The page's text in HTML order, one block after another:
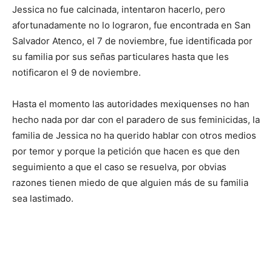
Jessica no fue calcinada, intentaron hacerlo, pero
afortunadamente no lo lograron, fue encontrada en San
Salvador Atenco, el 7 de noviembre, fue identificada por
su familia por sus señas particulares hasta que les
notificaron el 9 de noviembre.
Hasta el momento las autoridades mexiquenses no han
hecho nada por dar con el paradero de sus feminicidas, la
familia de Jessica no ha querido hablar con otros medios
por temor y porque la petición que hacen es que den
seguimiento a que el caso se resuelva, por obvias
razones tienen miedo de que alguien más de su familia
sea lastimado.